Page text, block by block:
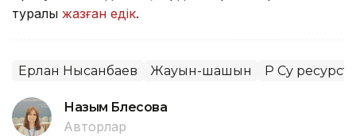
туралы жазған едік.
Ерлан Нысанбаев Жауын-шашын ҚР Су
Назым Бөлесова
Авторлар